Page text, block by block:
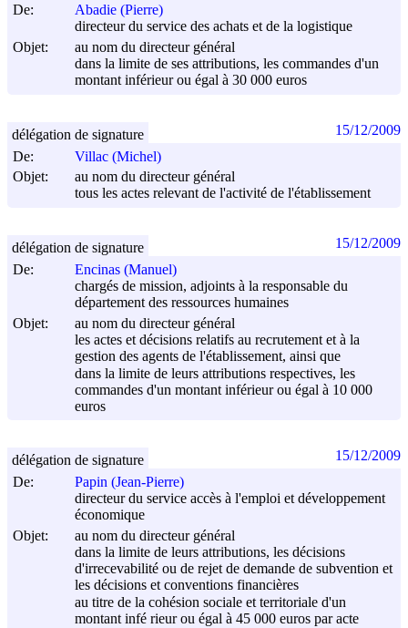
De:
Abadie (Pierre)
directeur du service des achats et de la logistique
Objet:
au nom du directeur général
dans la limite de ses attributions, les commandes d'un
montant inférieur ou égal à 30 000 euros
De:
Villac (Michel)
Objet:
au nom du directeur général
tous les actes relevant de l'activité de l'établissement
délégation de signature 15/12/2009
De:
Encinas (Manuel)
chargés de mission, adjoints à la responsable du
département des ressources humaines
Objet:
au nom du directeur général
les actes et décisions relatifs au recrutement et à la
gestion des agents de l'établissement, ainsi que
dans la limite de leurs attributions respectives, les
commandes d'un montant inférieur ou égal à 10 000
euros
délégation de signature 15/12/2009
De:
Papin (Jean-Pierre)
directeur du service accès à l'emploi et développement
économique
Objet:
au nom du directeur général
dans la limite de leurs attributions, les décisions
d'irrecevabilité ou de rejet de demande de subvention et
les décisions et conventions financières
au titre de la cohésion sociale et territoriale d'un
montant infé rieur ou égal à 45 000 euros par acte
délégation de signature 15/12/2009